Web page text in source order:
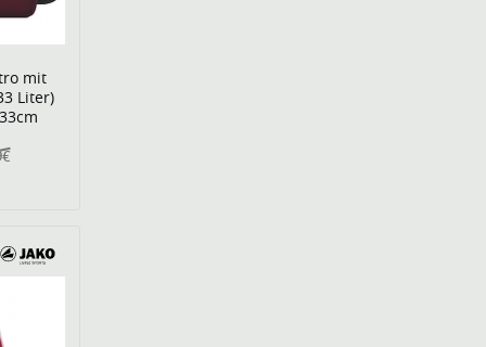
mit
Liter)